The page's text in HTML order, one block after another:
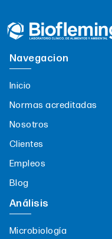
Navegacion
Inicio
Normas acreditadas
Nosotros
Clientes
Empleos
Blog
Análisis
Microbiología